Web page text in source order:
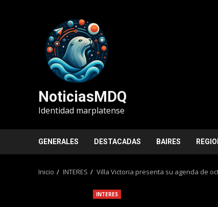
NoticiasMDQ
Identidad marplatense
GENERALES DESTACADAS BAIRES
Inicio INTERES Villa Victoria presenta su agenda de
INTERES